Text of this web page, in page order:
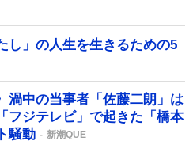
し」の人生を生きるための5
渦中の当事者「佐藤二朗」は
ジテレビ」で起きた「橋本
騒動
新潮QUE